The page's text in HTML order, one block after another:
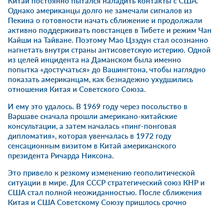
Однако американцы долго не замечали сигналов из
Пекина о готовности начать сближение и продолжали
активно поддерживать повстанцев в Тибете и режим Чан
Кайши на Тайване. Поэтому Мао Цзэдун стал осознанно
нагнетать внутри страны антисоветскую истерию. Одной
из целей инцидента на Даманском была именно
попытка «достучаться» до Вашингтона, чтобы наглядно
показать американцам, как безнадежно ухудшились
отношения Китая и Советского Союза.
И ему это удалось. В 1969 году через посольство в
Варшаве сначала прошли американо-китайские
консультации, а затем началась «пинг-понговая
дипломатия», которая увенчалась в 1972 году
сенсационным визитом в Китай американского
президента Ричарда Никсона.
Это привело к резкому изменению геополитической
ситуации в мире. Для СССР стратегический союз КНР и
США стал полной неожиданностью. После сближения
Китая и США Советскому Союзу пришлось срочно